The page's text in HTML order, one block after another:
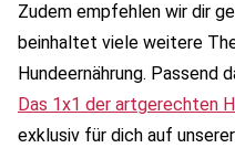
Zudem empfehlen wir dir
beinhaltet viele weitere
Hundeernährung. Passend
Das 1x1 der artgerechten
exklusiv für dich auf